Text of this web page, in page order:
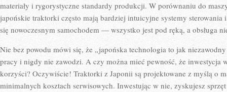
materiały i rygorystyczne standardy produkcji. W porównaniu do
japońskie traktorki często mają bardziej intuicyjne systemy sterowania
się nowoczesnym samochodem — wszystko jest pod ręką, a obsługa
Nie bez powodu mówi się, że „japońska technologia to jak
pracy i nigdy nie zawodzi. A czy można mieć pewność, że inwestycja
korzyści? Oczywiście! Traktorki z Japonii są projektowane z myślą o
minimalnych kosztach serwisowych. Inwestując w nie, zyskujesz